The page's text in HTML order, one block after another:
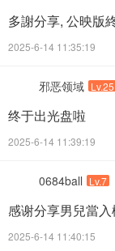
本片改編自原作
工業》，講述了宮
道、流川楓等人
宮城良田是湘北隊
刃有餘地用靈活的
在沖繩出生長大
的哥哥從小就是當
樣，宮城良田也迷
多謝分享, 公映版
2025-6-14 11:35:19
邪恶领域 Lv.25
终于出光盘啦
2025-6-14 11:39:19
0684ball Lv.7
感谢分享男兒當入
2025-6-14 11:40:15